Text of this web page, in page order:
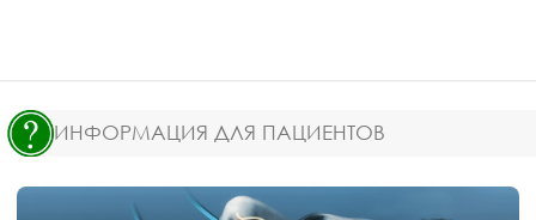
ИНФОРМАЦИЯ ДЛЯ ПАЦИЕНТОВ